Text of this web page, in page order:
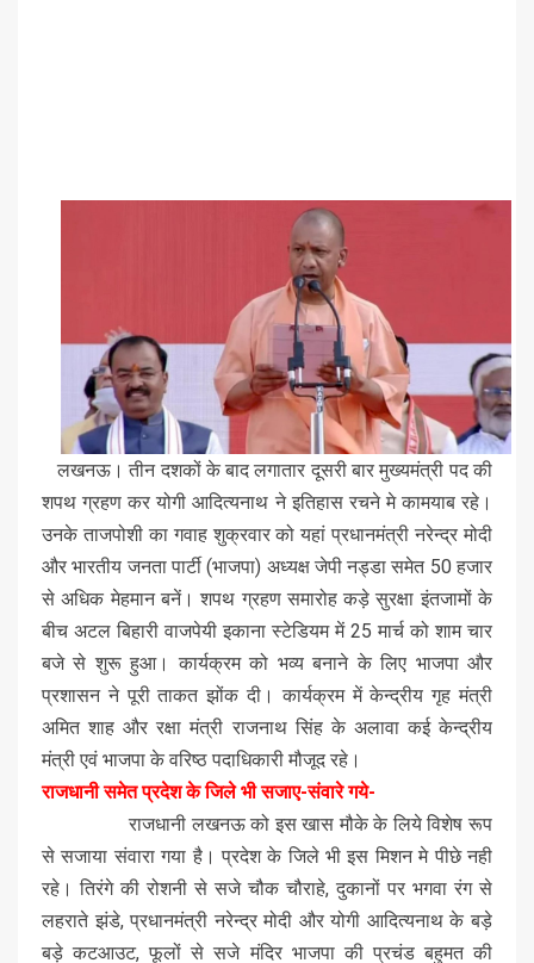
लखनऊ। तीन दशकों के बाद लगातार दूसरी बार मुख्यमंत्री पद की
शपथ ग्रहण कर योगी आदित्यनाथ ने इतिहास रचने मे कामयाब रहे।
उनके ताजपोशी का गवाह शुक्रवार को यहां प्रधानमंत्री नरेन्द्र मोदी
और भारतीय जनता पार्टी (भाजपा) अध्यक्ष जेपी नड्डा समेत 50 हजार
से अधिक मेहमान बनें। शपथ ग्रहण समारोह कड़े सुरक्षा इंतजामों के
बीच अटल बिहारी वाजपेयी इकाना स्टेडियम में 25 मार्च को शाम चार
बजे से शुरू हुआ। कार्यक्रम को भव्य बनाने के लिए भाजपा और
प्रशासन ने पूरी ताकत झोंक दी। कार्यक्रम में केन्द्रीय गृह मंत्री
अमित शाह और रक्षा मंत्री राजनाथ सिंह के अलावा कई केन्द्रीय
मंत्री एवं भाजपा के वरिष्ठ पदाधिकारी मौजूद रहे।
राजधानी समेत प्रदेश के जिले भी सजाए-संवारे गये-
राजधानी लखनऊ को इस खास मौके के लिये विशेष रूप
से सजाया संवारा गया है। प्रदेश के जिले भी इस मिशन मे पीछे नही
रहे। तिरंगे की रोशनी से सजे चौक चौराहे, दुकानों पर भगवा रंग से
लहराते झंडे, प्रधानमंत्री नरेन्द्र मोदी और योगी आदित्यनाथ के बड़े
बड़े कटआउट, फूलों से सजे मंदिर भाजपा की प्रचंड बहुमत की